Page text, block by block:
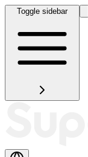
Toggle sidebar